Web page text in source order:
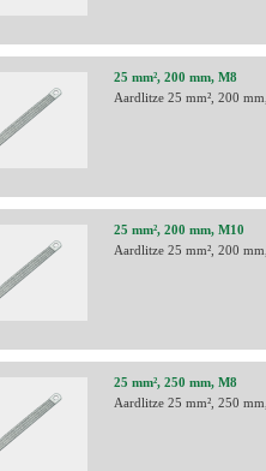
25 mm², 200 mm, M8
Aardlitze 25 mm², 200
25 mm², 200 mm, M10
Aardlitze 25 mm², 200
25 mm², 250 mm, M8
Aardlitze 25 mm², 250